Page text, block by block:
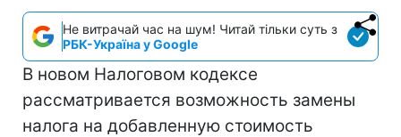
Не витрачай час на шум! Читай тільки суть з
РБК-Україна у Google
В новом Налоговом кодексе
рассматривается возможность замены
налога на добавленную стоимость